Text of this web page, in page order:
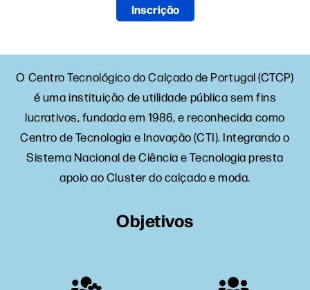
Inscrição
O Centro Tecnológico do Calçado de Portugal (CTCP)
é uma instituição de utilidade pública sem fins
lucrativos, fundada em 1986, e reconhecida como
Centro de Tecnologia e Inovação (CTI). Integrando o
Sistema Nacional de Ciência e Tecnologia presta
apoio ao Cluster do calçado e moda.
Objetivos